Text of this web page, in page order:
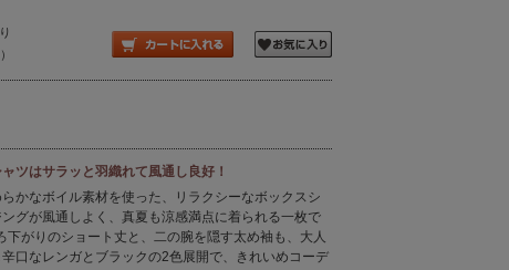
ツはサラッと羽織れて風通し良好！
かなボイル素材を使った、リラクシーなボックスシ
グが風通しよく、真夏も涼感満点に着られる一枚で
下がりのショート丈と、二の腕を隠す太め袖も、大人
口なレンガとブラックの2色展開で、きれいめコーデ